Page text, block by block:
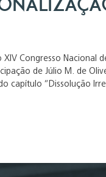
XIV Congresso Nacional
de Júlio M. de
capítulo “Dissolução